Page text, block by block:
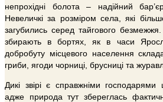
непрохідні болота – надійний
Невеличкі за розміром села, які
загубились серед тайгового
збирають в бортях, як в часи
добробуту місцевого населення
гриби, ягоди чорниці, брусниці та
Дикі звірі є справжніми господарями
адже природа тут збереглась